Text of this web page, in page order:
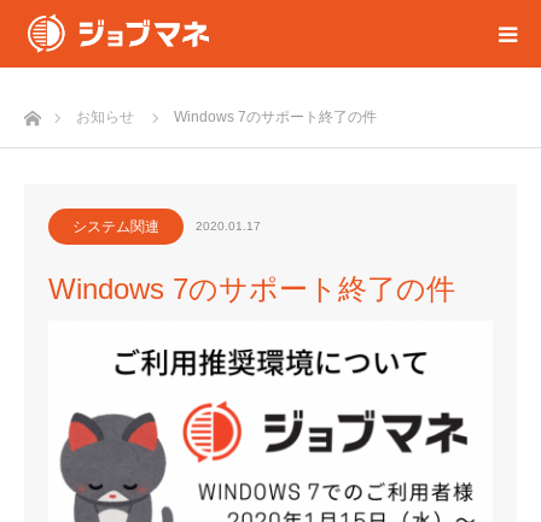
ホームお知らせ Windows 7のサポート終了の件
システム関連 2020.01.17
Windows 7のサポート終了の件